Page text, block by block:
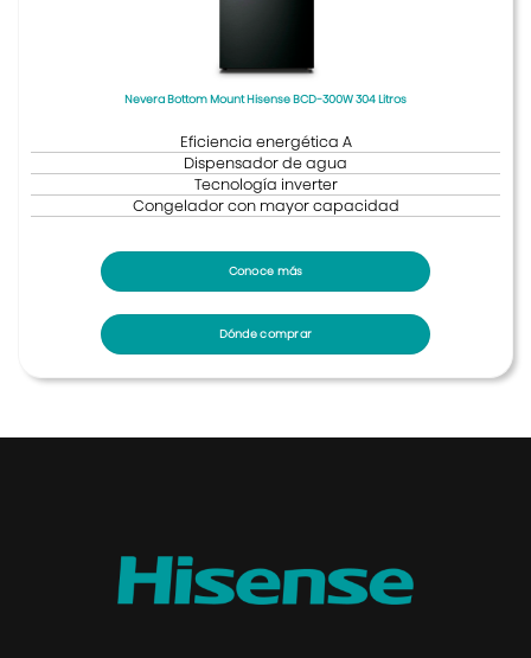
Nevera Bottom Mount Hisense BCD-300W 304 Litros
Eficiencia energética A
Dispensador de agua
Tecnología inverter
Congelador con mayor capacidad
Conoce más
Dónde comprar